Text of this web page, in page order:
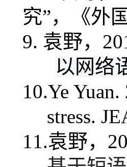
究”，《外
9. 袁野，
以网络
10.Ye
stress.
11.袁野，